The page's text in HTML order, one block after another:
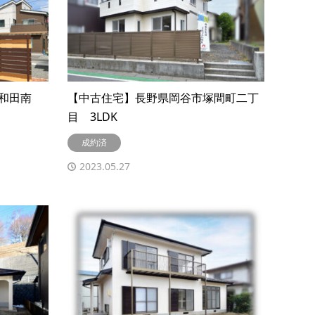
田南
【中古住宅】長野県岡谷市塚間町二丁
目 3LDK
成約済
2023.05.27